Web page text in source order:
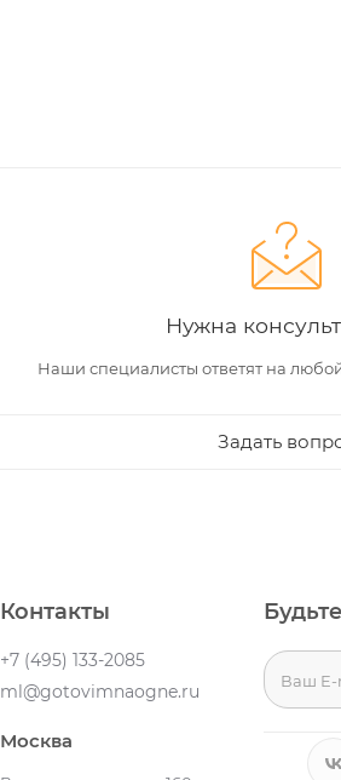
Нужна
Наши специалисты ответят на
Задать
Контакты
+7 (495) 133-2085
ml@gotovimnaogne.ru
Москва